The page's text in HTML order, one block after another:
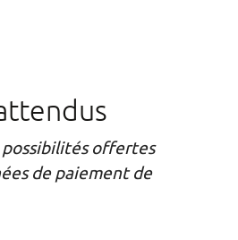
offertes
de paiement de